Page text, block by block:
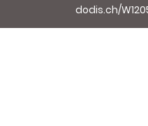
dodis.ch/